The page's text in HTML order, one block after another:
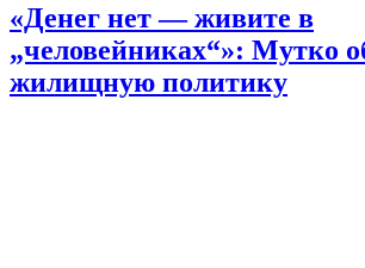
«Денег нет — живите в
„человейниках“»: Мутко
жилищную политику